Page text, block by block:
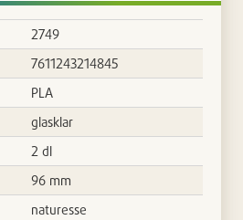
2749
7611243214845
PLA
glasklar
2 dl
96 mm
naturesse